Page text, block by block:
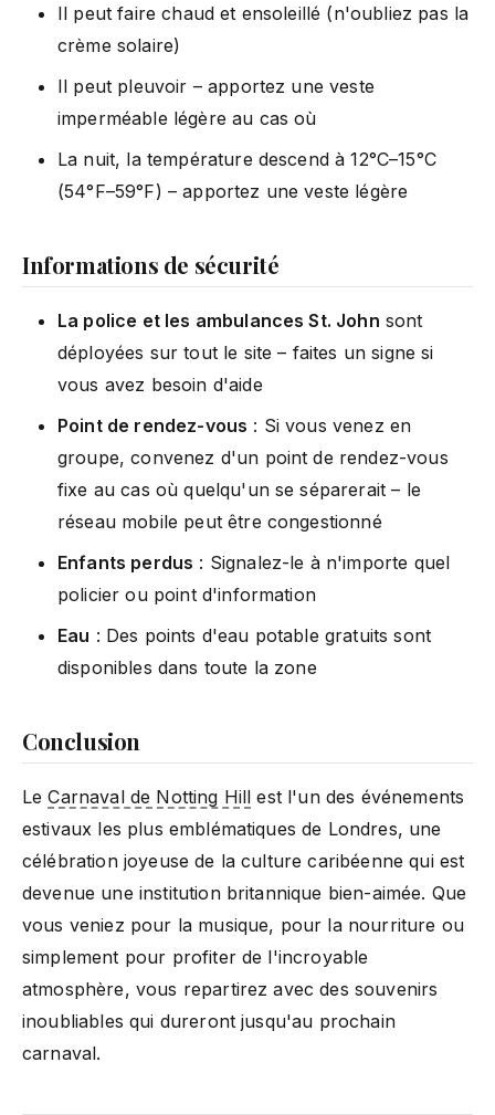
Il peut faire chaud et ensoleillé (n'oubliez pas la
crème solaire)
Il peut pleuvoir – apportez une veste
imperméable légère au cas où
La nuit, la température descend à 12°C–15°C
(54°F–59°F) – apportez une veste légère
Informations de sécurité
La police et les ambulances St. John sont
déployées sur tout le site – faites un signe si
vous avez besoin d'aide
Point de rendez-vous : Si vous venez en
groupe, convenez d'un point de rendez-vous
fixe au cas où quelqu'un se séparerait – le
réseau mobile peut être congestionné
Enfants perdus : Signalez-le à n'importe quel
policier ou point d'information
Eau : Des points d'eau potable gratuits sont
disponibles dans toute la zone
Conclusion
LeCarnaval de Notting Hill est l'un des événements
estivaux les plus emblématiques de Londres, une
célébration joyeuse de la culture caribéenne qui est
devenue une institution britannique bien-aimée. Que
vous veniez pour la musique, pour la nourriture ou
simplement pour profiter de l'incroyable
atmosphère, vous repartirez avec des souvenirs
inoubliables qui dureront jusqu'au prochain
carnaval.